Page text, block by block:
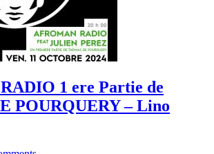
1 ere Partie de
POURQUERY – Lino